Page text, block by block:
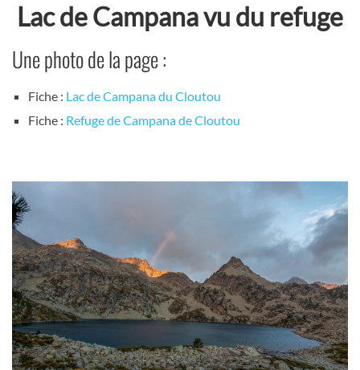
Lac de Campana vu du refuge
Une photo de la page :
Fiche : Lac de Campana du Cloutou
Fiche : Refuge de Campana de Cloutou